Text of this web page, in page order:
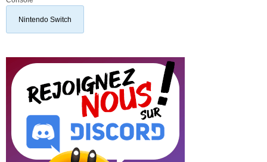
Nintendo Switch